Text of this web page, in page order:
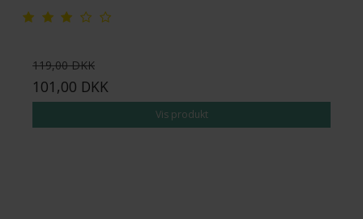
119,00 DKK
101,00 DKK
Vis produkt